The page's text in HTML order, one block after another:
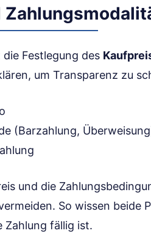
Festlegung des
um Transparenz zu
(Barzahlung,
und die
So wissen beide
fällig ist.